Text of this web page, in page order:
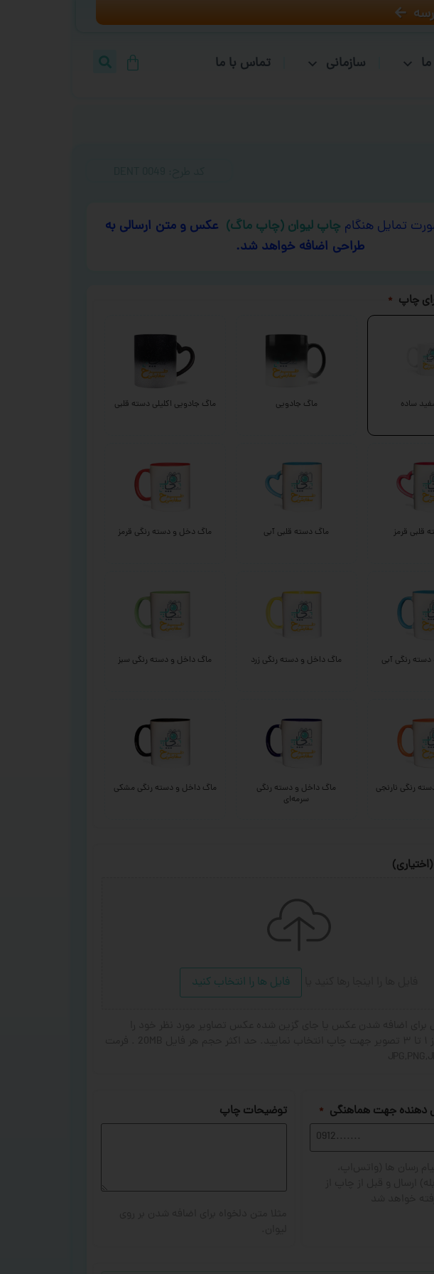
سازمانی تماس با ما
تمایل هنگام چاپ لیوان (چاپ ماگ) عکس و متن ارسالی به
طراحی اضافه خواهد شد.
چاپ *
ساده ماگ جادویی ماگ جادویی اکلیلی دسته قلبی
قلبی قرمز ماگ دسته قلبی آبی ماگ دخل و دسته رنگی قرمز
رنگی آبی ماگ داخل و دسته رنگی زرد ماگ داخل و دسته رنگی سبز
رنگی نارنجی
ماگ داخل و دسته رنگی
سرمه‌ای
ماگ داخل و دسته رنگی مشکی
فایل ها را انتخاب کنید
دهنده جهت هماهنگی * توضیحات چاپ